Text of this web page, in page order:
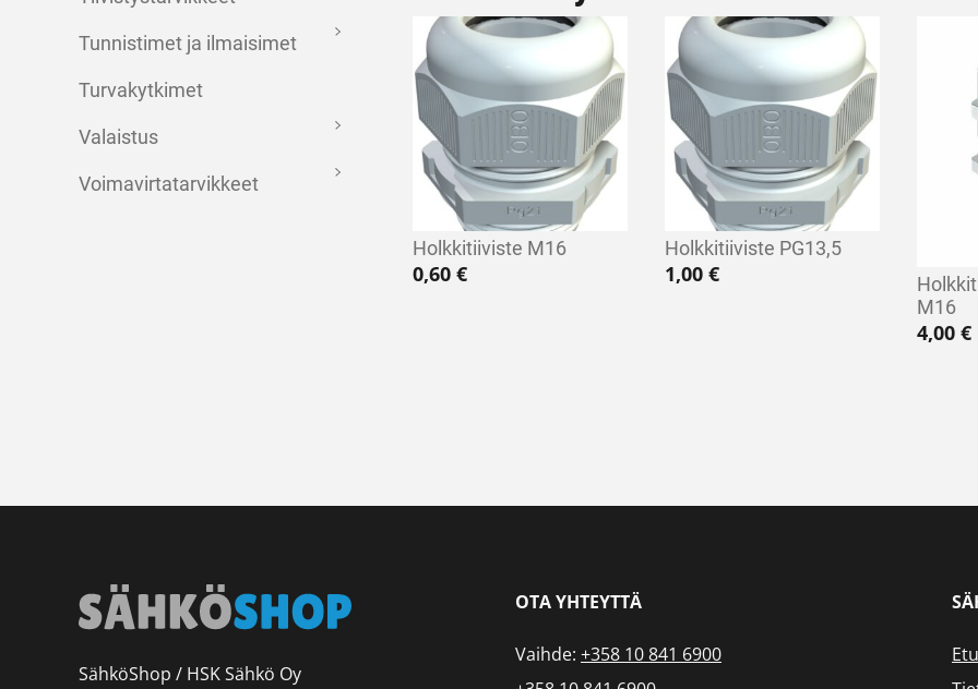
Tunnistimet ja ilmaisimet
Turvakytkimet
Valaistus
Voimavirtatarvikkeet
Holkkitiiviste M16
0,60 €
Holkkitiiviste PG13,5
1,00€
M16
4,00€
SähköShop / HSK Sähkö Oy
OTA YHTEYTTÄ
Vaihde: +358 10 841 6900